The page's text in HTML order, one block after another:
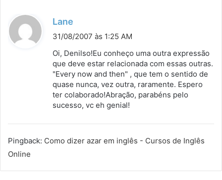
Lane
i
s
e
31/08/2007 às 1:25 AM
Oi, Denilso!Eu conheço uma outra expressão
que deve estar relacionada com essas outras.
"Every now and then" , que tem o sentido de
quase nunca, vez outra, raramente. Espero
ter colaborado!Abração, parabéns pelo
sucesso, vc eh genial!
Pingback: Como dizer azar em inglês - Cursos de Inglês
Online